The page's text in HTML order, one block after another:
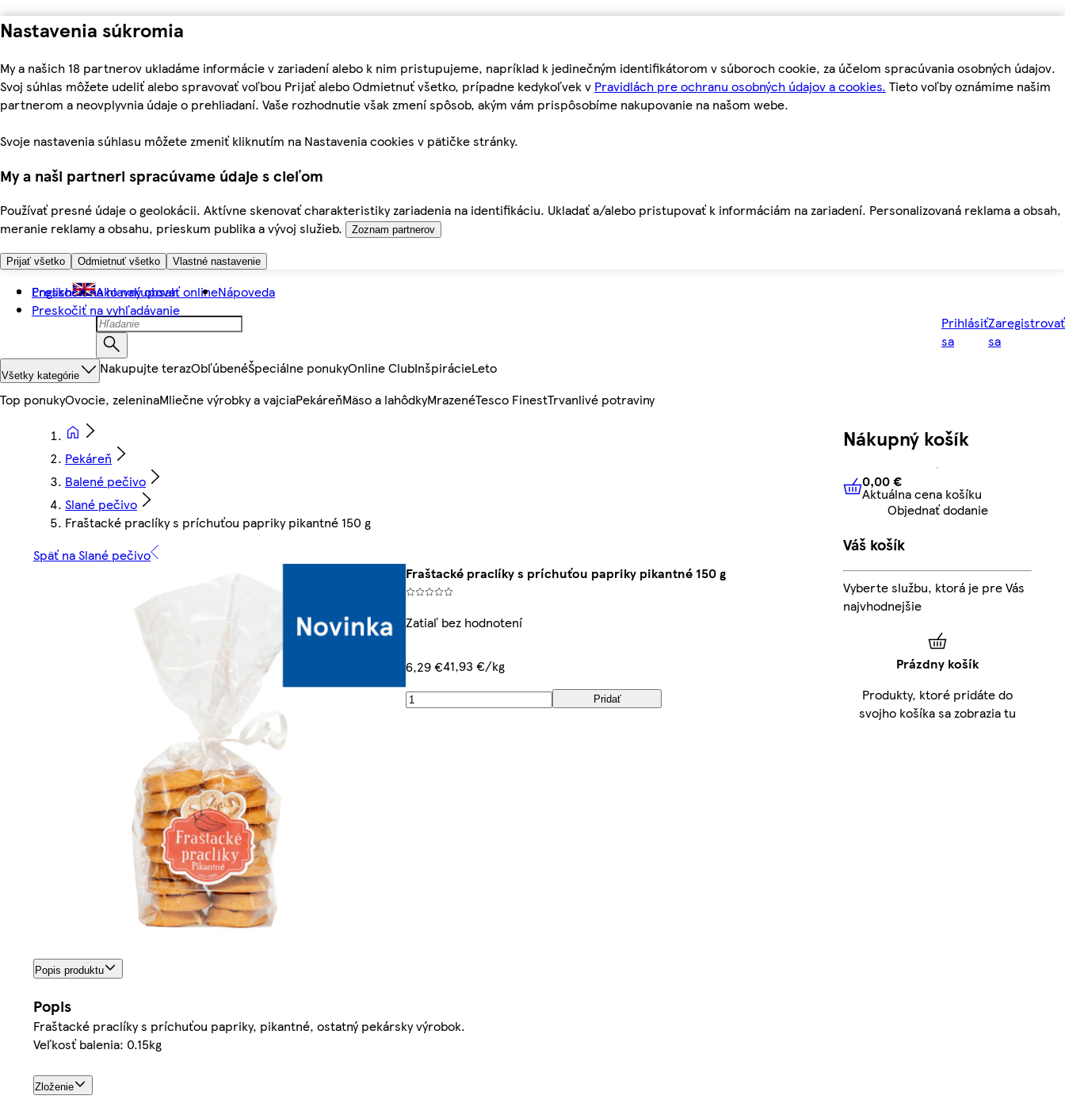
Nastavenia súkromia
My a našich 18 partnerov ukladáme informácie v zariadení alebo k nim pristupujeme, napríklad k jedinečným identifikátorom v súboroch cookie, za účelom spracúvania osobných údajov.
Svoj súhlas môžete udeliť alebo spravovať voľbou Prijať alebo Odmietnuť všetko, prípadne kedykoľvek v Pravidlách pre ochranu osobných údajov a cookies. Tieto voľby oznámime našim
partnerom a neovplyvnia údaje o prehliadaní. Vaše rozhodnutie však zmení spôsob, akým vám prispôsobíme nakupovanie na našom webe.
Svoje nastavenia súhlasu môžete zmeniť kliknutím na Nastavenia cookies v pätičke stránky.
My a naši partneri spracúvame údaje s cieľom
Používať presné údaje o geolokácii. Aktívne skenovať charakteristiky zariadenia na identifikáciu. Ukladať a/alebo pristupovať k informáciám na zariadení. Personalizovaná reklama a obsah,
meranie reklamy a obsahu, prieskum publika a vývoj služieb.
Zoznam partnerov
Prijať všetko Odmietnuť všetko Vlastné nastavenie
Preskočiť na hlavný obsah
Preskočiť na vyhľadávanie
English Ako nakupovať onlineNápoveda
Prihlásiť
sa
Zaregistrovať
sa
Všetky kategórie Nakupujte terazObľúbenéŠpeciálne ponukyOnline ClubInšpirácieLeto
Top ponukyOvocie, zeleninaMliečne výrobky a vajciaPekáreňMäso a lahôdkyMrazenéTesco FinestTrvanlivé potraviny
Pekáreň
Balené pečivo
Slané pečivo
Fraštacké praclíky s príchuťou papriky pikantné 150 g
Späť na Slané pečivo
Fraštacké praclíky s príchuťou papriky pikantné 150 g
Zatiaľ bez hodnotení
6,29 €41,93 €/kg
Pridať
Popis produktu
Popis
Fraštacké praclíky s príchuťou papriky, pikantné, ostatný pekársky výrobok.
Veľkosť balenia: 0.15kg
Zloženie
Nákupný košík
0,00 € Aktuálna cena košíku
0,00 €
Aktuálna cena košíku
Objednať dodanie
Váš košík
Vyberte službu, ktorá je pre Vás
najvhodnejšie
Prázdny košík
Produkty, ktoré pridáte do
svojho košíka sa zobrazia tu